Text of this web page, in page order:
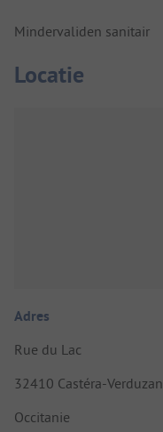
Mindervaliden sanitair
Locatie
Adres
Rue du Lac
32410 Castéra-Verduzan
Occitanie